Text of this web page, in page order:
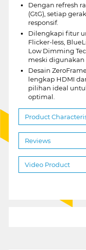
Dengan refresh
(GtG), setiap
responsif.
Dilengkapi fitur
Flicker-less,
Low Dimming
meski digunakan
Desain
lengkap HDMI
pilihan ideal
optimal.
Product
Reviews
Video Product